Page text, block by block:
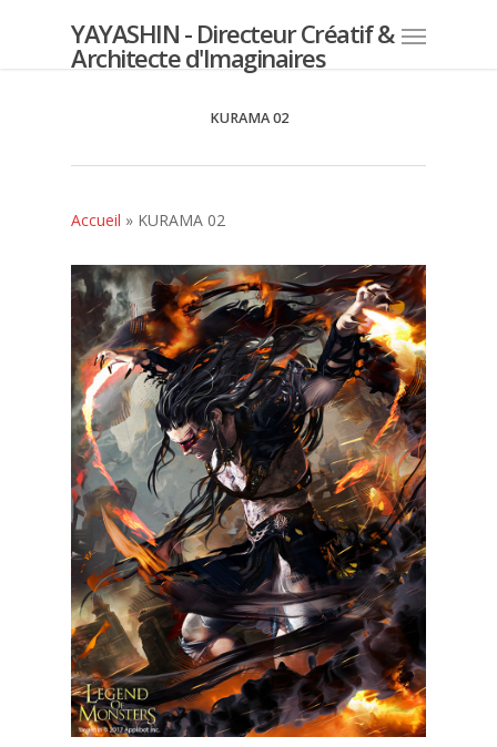
YAYASHIN - Directeur Créatif &
Architecte d'Imaginaires
KURAMA 02
Accueil » KURAMA 02